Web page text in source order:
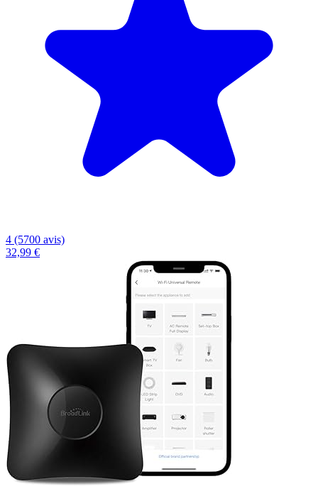
4 (5700 avis)
32,99 €